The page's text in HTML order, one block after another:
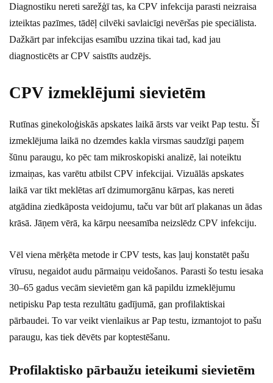
Diagnostiku nereti sarežģī tas, ka CPV infekcija parasti neizraisa
izteiktas pazīmes, tādēļ cilvēki savlaicīgi nevēršas pie speciālista.
Dažkārt par infekcijas esamību uzzina tikai tad, kad jau
diagnosticēts ar CPV saistīts audzējs.
CPV izmeklējumi sievietēm
Rutīnas ginekoloģiskās apskates laikā ārsts var veikt Pap testu. Šī
izmeklējuma laikā no dzemdes kakla virsmas saudzīgi paņem
šūnu paraugu, ko pēc tam mikroskopiski analizē, lai noteiktu
izmaiņas, kas varētu atbilst CPV infekcijai. Vizuālās apskates
laikā var tikt meklētas arī dzimumorgānu kārpas, kas nereti
atgādina ziedkāposta veidojumu, taču var būt arī plakanas un ādas
krāsā. Jāņem vērā, ka kārpu neesamība neizslēdz CPV infekciju.
Vēl viena mērķēta metode ir CPV tests, kas ļauj konstatēt pašu
vīrusu, negaidot audu pārmaiņu veidošanos. Parasti šo testu iesaka
30–65 gadus vecām sievietēm gan kā papildu izmeklējumu
netipisku Pap testa rezultātu gadījumā, gan profilaktiskai
pārbaudei. To var veikt vienlaikus ar Pap testu, izmantojot to pašu
paraugu, kas tiek dēvēts par koptestēšanu.
Profilaktisko pārbaužu ieteikumi sievietēm